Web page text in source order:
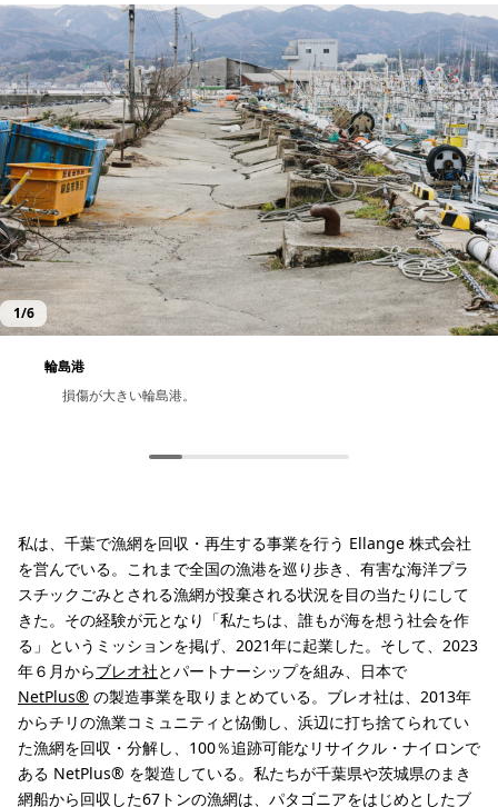
輪島港
損傷が大きい輪島港。
輪島港
輪島港も水位の変化が著しい。
輪島港
隙間なく停泊する漁船。
輪島港
仲間のシェフ。彼の経営するレストランは倒壊した。不透明な状況の中でも、地
輪島港
輪島でピザ屋を営む仲間。少しずつではあるが営業を再開している。
輪島港
賑わいのない輪島港に佇み、茫然と漁船を眺める。
1/6
輪島港
損傷が大きい輪島港。
輪島港も水位の変化が著しい。
隙間なく停泊する漁船。
仲間のシェフ。彼の経営するレストランは倒壊した。不透明な
輪島でピザ屋を営む仲間。少しずつではあるが営業を再開して
賑わいのない輪島港に佇み、茫然と漁船を眺める。
私は、千葉で漁網を回収・再生する事業を行う Ellange 株式会社
を営んでいる。これまで全国の漁港を巡り歩き、有害な海洋プラ
スチックごみとされる漁網が投棄される状況を目の当たりにして
きた。その経験が元となり「私たちは、誰もが海を想う社会を作
る」というミッションを掲げ、2021年に起業した。そして、2023
年６月からブレオ社とパートナーシップを組み、日本で
NetPlus® の製造事業を取りまとめている。ブレオ社は、2013年
からチリの漁業コミュニティと恊働し、浜辺に打ち捨てられてい
た漁網を回収・分解し、100％追跡可能なリサイクル・ナイロンで
ある NetPlus® を製造している。私たちが千葉県や茨城県のまき
網船から回収した67トンの漁網は、パタゴニアをはじめとしたブ